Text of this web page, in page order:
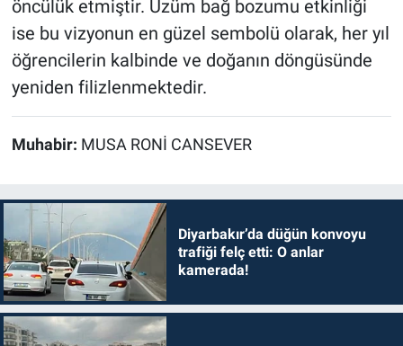
öncülük etmiştir. Üzüm bağ bozumu etkinliği
ise bu vizyonun en güzel sembolü olarak, her yıl
öğrencilerin kalbinde ve doğanın döngüsünde
yeniden filizlenmektedir.
Muhabir: MUSA RONİ CANSEVER
Diyarbakır’da düğün konvoyu
trafiği felç etti: O anlar
kamerada!